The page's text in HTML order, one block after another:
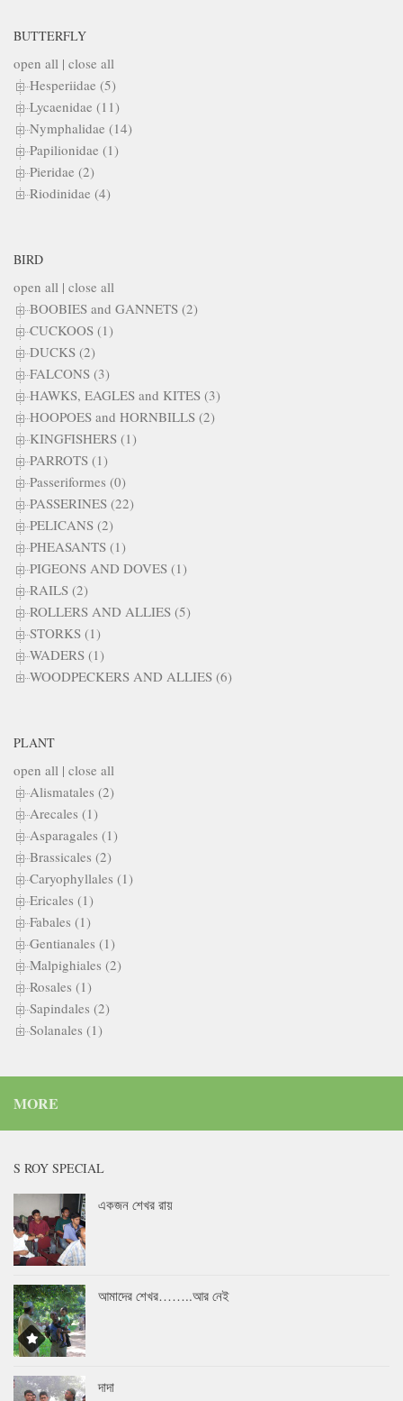
BUTTERFLY
open all | close all
Hesperiidae (5)
Lycaenidae (11)
Nymphalidae (14)
Papilionidae (1)
Pieridae (2)
Riodinidae (4)
BIRD
open all | close all
BOOBIES and GANNETS (2)
CUCKOOS (1)
DUCKS (2)
FALCONS (3)
HAWKS, EAGLES and KITES (3)
HOOPOES and HORNBILLS (2)
KINGFISHERS (1)
PARROTS (1)
Passeriformes (0)
PASSERINES (22)
PELICANS (2)
PHEASANTS (1)
PIGEONS AND DOVES (1)
RAILS (2)
ROLLERS AND ALLIES (5)
STORKS (1)
WADERS (1)
WOODPECKERS AND ALLIES (6)
PLANT
open all | close all
Alismatales (2)
Arecales (1)
Asparagales (1)
Brassicales (2)
Caryophyllales (1)
Ericales (1)
Fabales (1)
Gentianales (1)
Malpighiales (2)
Rosales (1)
Sapindales (2)
Solanales (1)
MORE
S ROY SPECIAL
একজন শেখর রায়
আমাদের শেখর……..আর নেই
দাদা